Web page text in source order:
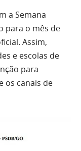
a Semana
para o mês de
Assim,
e escolas de
para
os canais de